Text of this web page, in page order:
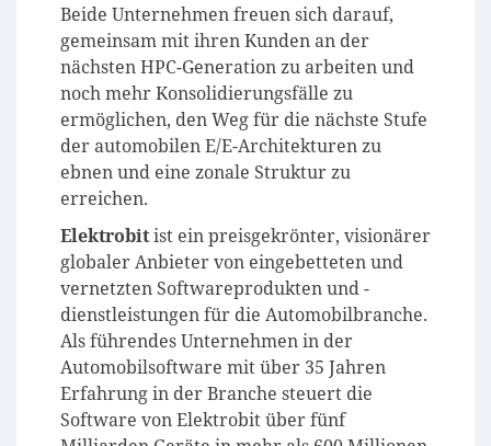
Beide Unternehmen freuen sich darauf,
gemeinsam mit ihren Kunden an der
nächsten HPC-Generation zu arbeiten und
noch mehr Konsolidierungsfälle zu
ermöglichen, den Weg für die nächste Stufe
der automobilen E/E-Architekturen zu
ebnen und eine zonale Struktur zu
erreichen.
Elektrobitist ein preisgekrönter, visionärer
globaler Anbieter von eingebetteten und
vernetzten Softwareprodukten und -
dienstleistungen für die Automobilbranche.
Als führendes Unternehmen in der
Automobilsoftware mit über 35 Jahren
Erfahrung in der Branche steuert die
Software von Elektrobit über fünf